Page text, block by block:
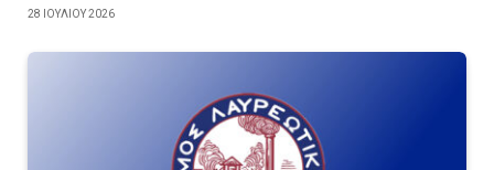
28 ΙΟΥΛΊΟΥ 2026